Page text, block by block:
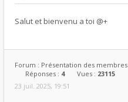
Salut et bienvenu a toi @+
Forum : Présentation des membres
Réponses : 4 Vues : 23115
23 juil. 2025, 19:51